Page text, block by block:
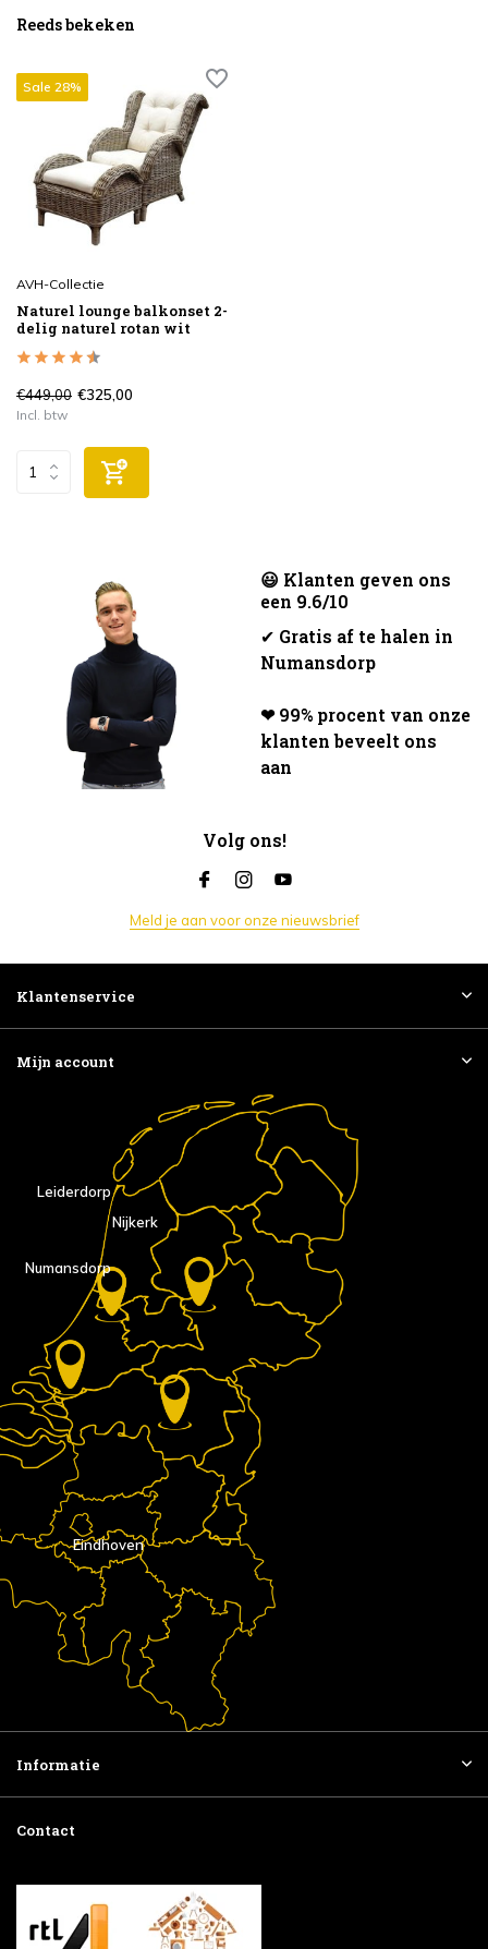
Reeds bekeken
Sale 28%
AVH-Collectie
Naturel lounge balkonset 2-
delig naturel rotan wit
€449,00 €325,00
Incl. btw
😃 Klanten geven ons
een 9.6/10
✔ Gratis af te halen in
Numansdorp
❤ 99% procent van onze
klanten beveelt ons
aan
Volg ons!
Meld je aan voor onze nieuwsbrief
Klantenservice
Mijn account
Eindhoven
Nijkerk
Numansdorp
Leiderdorp
Informatie
Contact